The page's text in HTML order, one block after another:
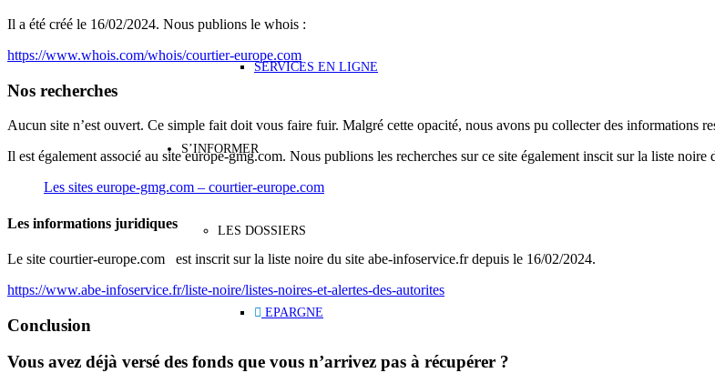
SERVICES EN LIGNE
S’INFORMER
LES DOSSIERS
EPARGNE
Il a été créé le 16/02/2024. Nous publions le whois :
https://www.whois.com/whois/courtier-europe.com
Nos recherches
Aucun site n’est ouvert. Ce simple fait doit vous faire fuir. Malgré cette opacité, nous avons pu collecter des informations
Il est également associé au site europe-gmg.com. Nous publions les recherches sur ce site également inscit sur la liste noire
Les sites europe-gmg.com – courtier-europe.com
Les informations juridiques
Le site courtier-europe.com est inscrit sur la liste noire du site abe-infoservice.fr depuis le 16/02/2024.
https://www.abe-infoservice.fr/liste-noire/listes-noires-et-alertes-des-autorites
Conclusion
Vous avez déjà versé des fonds que vous n’arrivez pas à récupérer ?